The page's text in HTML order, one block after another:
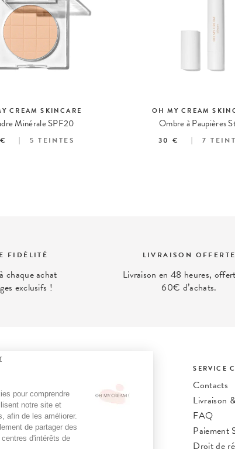
pour comprendre
notre site et
afin de les améliorer.
de partager des
d'intérêts de
CREAM SKINCARE
Minérale SPF20
5 TEINTES
OH MY CREAM
Ombre à Paupières
30 € 7
X CASA LOPEZ
FIDÉLITÉ
chaque achat
exclusifs !
LIVRAISON OFFERTE
Livraison en 48 heures,
60€ d’achats.
qui prend
peau.
Programme de fidélité
Consultation en ligne
Réserver un soin
Boutiques
SERVICE
Contacts
Livraison
FAQ
Paiement
Droit de